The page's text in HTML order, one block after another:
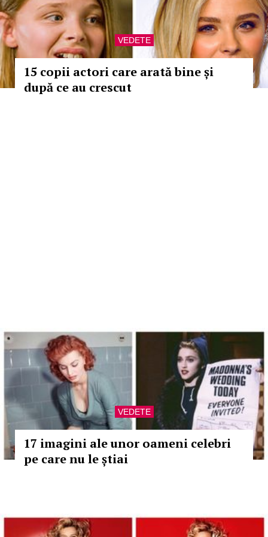
VEDETE
15 copii actori care arată bine și
după ce au crescut
VEDETE
17 imagini ale unor oameni celebri
pe care nu le știai